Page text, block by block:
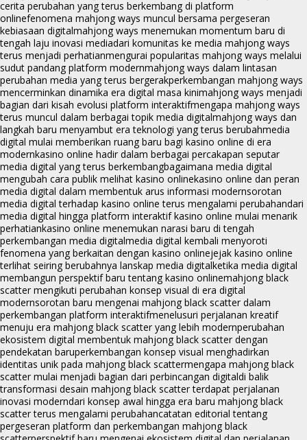
cerita perubahan yang terus berkembang di platform
onlinefenomena mahjong ways muncul bersama pergeseran
kebiasaan digitalmahjong ways menemukan momentum baru di
tengah laju inovasi mediadari komunitas ke media mahjong ways
terus menjadi perhatianmengurai popularitas mahjong ways melalui
sudut pandang platform modernmahjong ways dalam lintasan
perubahan media yang terus bergerakperkembangan mahjong ways
mencerminkan dinamika era digital masa kinimahjong ways menjadi
bagian dari kisah evolusi platform interaktifmengapa mahjong ways
terus muncul dalam berbagai topik media digitalmahjong ways dan
langkah baru menyambut era teknologi yang terus berubahmedia
digital mulai memberikan ruang baru bagi kasino online di era
modernkasino online hadir dalam berbagai percakapan seputar
media digital yang terus berkembangbagaimana media digital
mengubah cara publik melihat kasino onlinekasino online dan peran
media digital dalam membentuk arus informasi modernsorotan
media digital terhadap kasino online terus mengalami perubahandari
media digital hingga platform interaktif kasino online mulai menarik
perhatiankasino online menemukan narasi baru di tengah
perkembangan media digitalmedia digital kembali menyoroti
fenomena yang berkaitan dengan kasino onlinejejak kasino online
terlihat seiring berubahnya lanskap media digitalketika media digital
membangun perspektif baru tentang kasino onlinemahjong black
scatter mengikuti perubahan konsep visual di era digital
modernsorotan baru mengenai mahjong black scatter dalam
perkembangan platform interaktifmenelusuri perjalanan kreatif
menuju era mahjong black scatter yang lebih modernperubahan
ekosistem digital membentuk mahjong black scatter dengan
pendekatan baruperkembangan konsep visual menghadirkan
identitas unik pada mahjong black scattermengapa mahjong black
scatter mulai menjadi bagian dari perbincangan digitaldi balik
transformasi desain mahjong black scatter terdapat perjalanan
inovasi moderndari konsep awal hingga era baru mahjong black
scatter terus mengalami perubahancatatan editorial tentang
pergeseran platform dan perkembangan mahjong black